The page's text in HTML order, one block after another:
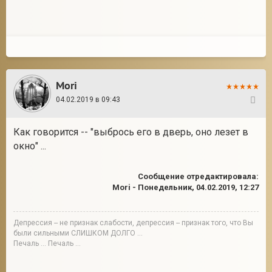
Mori
04.02.2019 в 09:43
Как говорится -- "выбрось его в дверь, оно лезет в
окно" ...
Сообщение отредактировала:
Mori - Понедельник, 04.02.2019, 12:27
Депрессия -- не признак слабости, депрессия -- признак того, что Вы
были сильными СЛИШКОМ ДОЛГО ...
Печаль ... Печаль ...